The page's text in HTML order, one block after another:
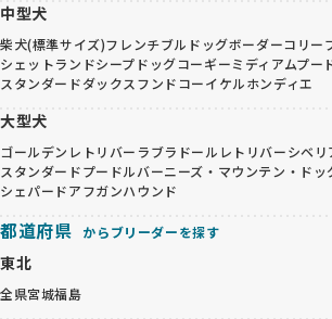
中型犬
柴犬(標準サイズ)フレンチブルドッグボーダーコリー
シェットランドシープドッグコーギーミディアムプー
スタンダードダックスフンドコーイケルホンディエ
大型犬
ゴールデンレトリバー ラブラドールレトリバーシベリ
スタンダードプードルバーニーズ・マウンテン・ドッ
シェパードアフガンハウンド
都道府県 からブリーダーを探す
東北
全県宮城福島